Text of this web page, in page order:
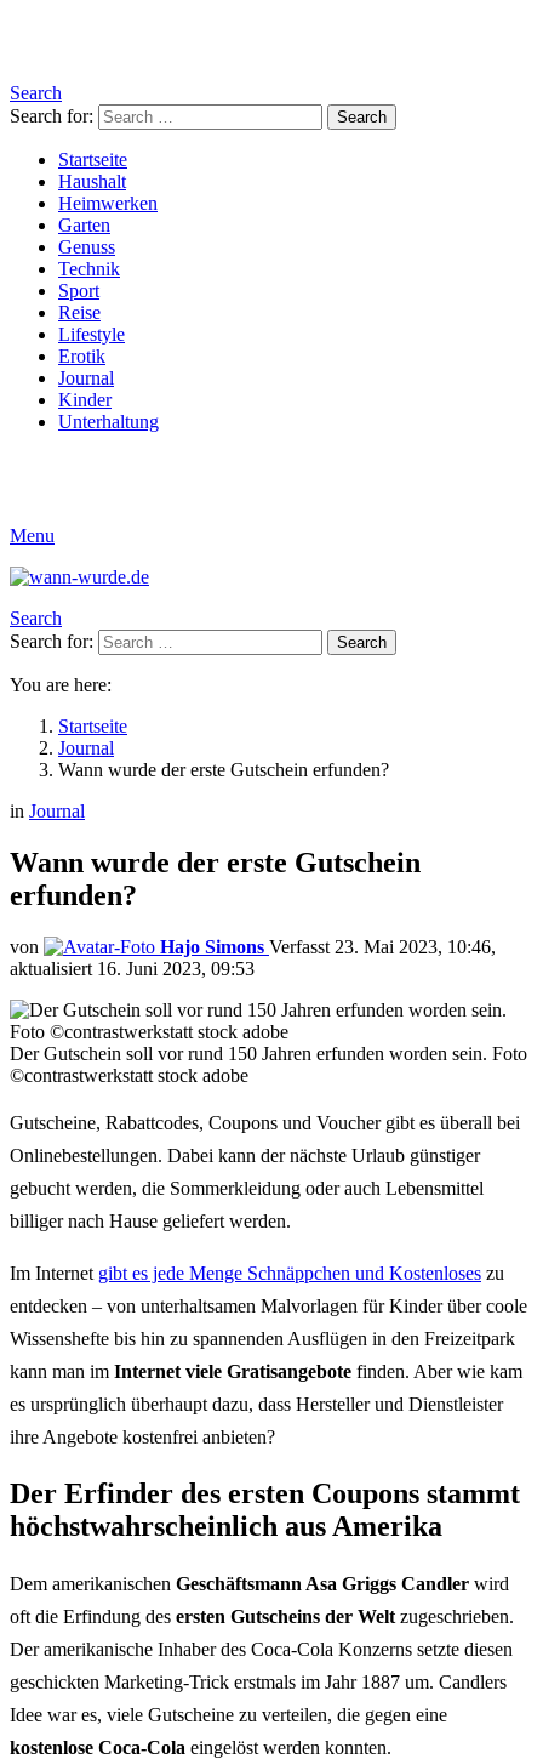
Search
Search for:
Search
Startseite
Haushalt
Heimwerken
Garten
Genuss
Technik
Sport
Reise
Lifestyle
Erotik
Journal
Kinder
Unterhaltung
Menu
Search
Search for:
Search
You are here:
Startseite
Journal
Wann wurde der erste Gutschein erfunden?
in Journal
Wann wurde der erste Gutschein
erfunden?
von Hajo Simons
23. Mai 2023, 10:46
aktualisiert 16. Juni 2023, 09:53
Der Gutschein soll vor rund 150 Jahren erfunden worden sein. Foto
©contrastwerkstatt stock adobe
Gutscheine, Rabattcodes, Coupons und Voucher gibt es überall bei
Onlinebestellungen. Dabei kann der nächste Urlaub günstiger
gebucht werden, die Sommerkleidung oder auch Lebensmittel
billiger nach Hause geliefert werden.
Im Internet gibt es jede Menge Schnäppchen und Kostenloses zu
entdecken – von unterhaltsamen Malvorlagen für Kinder über coole
Wissenshefte bis hin zu spannenden Ausflügen in den Freizeitpark
kann man im Internet viele Gratisangebote finden. Aber wie kam
es ursprünglich überhaupt dazu, dass Hersteller und Dienstleister
ihre Angebote kostenfrei anbieten?
Der Erfinder des ersten Coupons stammt
höchstwahrscheinlich aus Amerika
Dem amerikanischen Geschäftsmann Asa Griggs Candler wird
oft die Erfindung des ersten Gutscheins der Welt zugeschrieben.
Der amerikanische Inhaber des Coca-Cola Konzerns setzte diesen
geschickten Marketing-Trick erstmals im Jahr 1887 um. Candlers
Idee war es, viele Gutscheine zu verteilen, die gegen eine
kostenlose Coca-Cola eingelöst werden konnten.